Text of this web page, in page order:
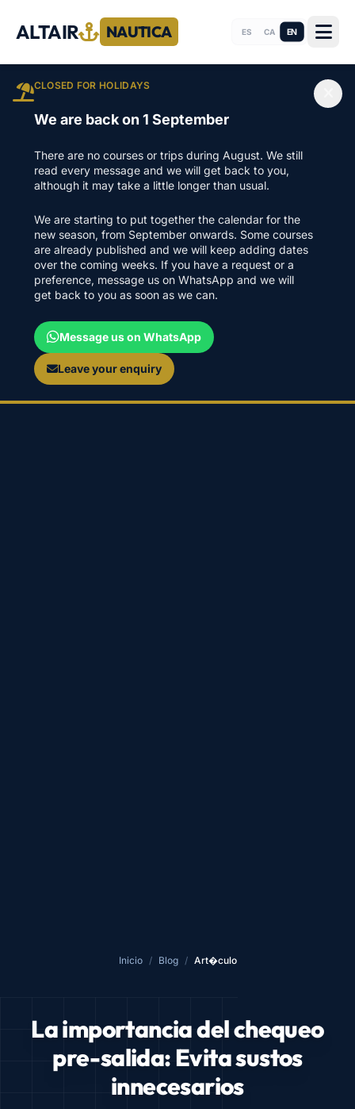
ALTAIR NAUTICA ES CA EN
CLOSED FOR HOLIDAYS
We are back on 1 September
There are no courses or trips during August. We still
read every message and we will get back to you,
although it may take a little longer than usual.
We are starting to put together the calendar for the
new season, from September onwards. Some courses
are already published and we will keep adding dates
over the coming weeks. If you have a request or a
preference, message us on WhatsApp and we will
get back to you as soon as we can.
Message us on WhatsApp
Leave your enquiry
Inicio / Blog / Art�culo
La importancia del chequeo
pre-salida: Evita sustos
innecesarios